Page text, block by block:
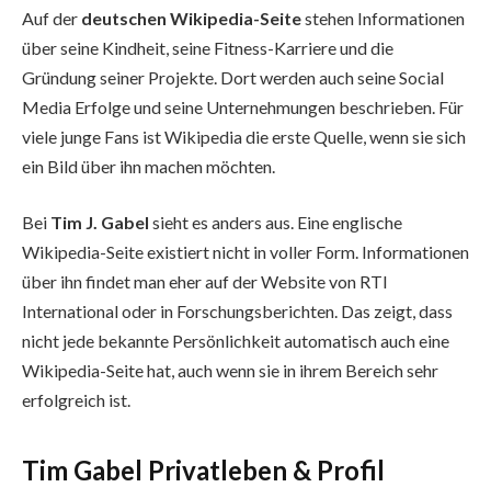
Auf der deutschen Wikipedia-Seitestehen Informationen
über seine Kindheit, seine Fitness-Karriere und die
Gründung seiner Projekte. Dort werden auch seine Social
Media Erfolge und seine Unternehmungen beschrieben. Für
viele junge Fans ist Wikipedia die erste Quelle, wenn sie sich
ein Bild über ihn machen möchten.
Bei Tim J. Gabel sieht es anders aus. Eine englische
Wikipedia-Seite existiert nicht in voller Form. Informationen
über ihn findet man eher auf der Website von RTI
International oder in Forschungsberichten. Das zeigt, dass
nicht jede bekannte Persönlichkeit automatisch auch eine
Wikipedia-Seite hat, auch wenn sie in ihrem Bereich sehr
erfolgreich ist.
Tim Gabel Privatleben & Profil